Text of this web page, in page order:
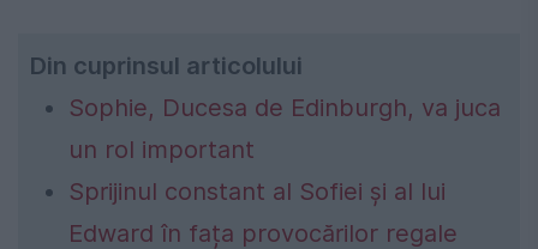
Din cuprinsul articolului
Sophie, Ducesa de Edinburgh, va juca
un rol important
Sprijinul constant al Sofiei și al lui
Edward în fața provocărilor regale